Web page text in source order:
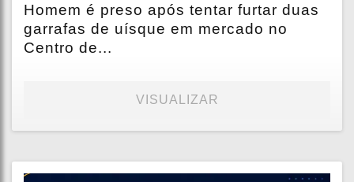
Homem é preso após tentar furtar duas
garrafas de uísque em mercado no
Centro de...
VISUALIZAR